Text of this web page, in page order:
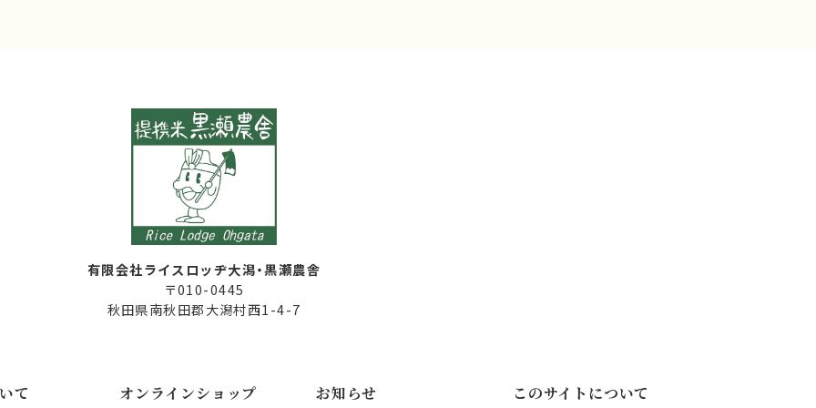
有限会社ライスロッヂ大潟・黒瀬農舎
〒010-0445
秋田県南秋田郡大潟村西1-4-7
て オンラインショップ お知らせ このサイトについて